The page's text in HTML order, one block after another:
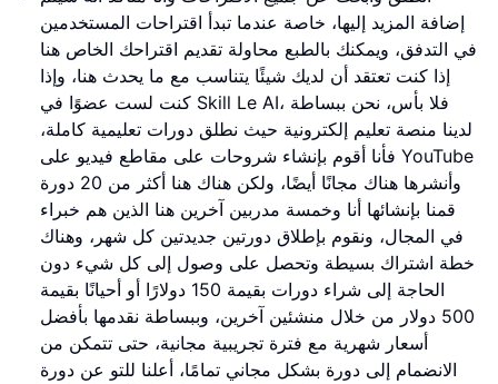
إضافة المزيد إليها، خاصة عندما تبدأ اقتراحات المستخدمين
في التدفق، ويمكنك بالطبع محاولة تقديم اقتراحك الخاص هنا
إذا كنت تعتقد أن لديك شيئًا يتناسب مع ما يحدث هنا، وإذا
كنت لست عضوًا في Skill Le AI، فلا بأس، نحن ببساطة
لدينا منصة تعليم إلكترونية حيث نطلق دورات تعليمية كاملة،
فأنا أقوم بإنشاء شروحات على مقاطع فيديو على YouTube
وأنشرها هناك مجانًا أيضًا، ولكن هناك هنا أكثر من 20 دورة
قمنا بإنشائها أنا وخمسة مدربين آخرين هنا الذين هم خبراء
في المجال، ونقوم بإطلاق دورتين جديدتين كل شهر، وهناك
خطة اشتراك بسيطة وتحصل على وصول إلى كل شيء دون
الحاجة إلى شراء دورات بقيمة 150 دولارًا أو أحيانًا بقيمة
500 دولار من خلال منشئين آخرين، وببساطة نقدمها بأفضل
أسعار شهرية مع فترة تجريبية مجانية، حتى تتمكن من
الانضمام إلى دورة بشكل مجاني تمامًا، أعلنا للتو عن دورة